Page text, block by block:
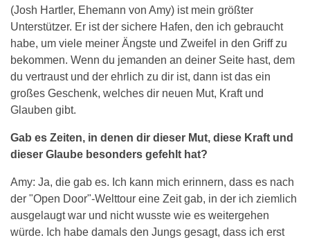
(Josh Hartler, Ehemann von Amy) ist mein größter
Unterstützer. Er ist der sichere Hafen, den ich gebraucht
habe, um viele meiner Ängste und Zweifel in den Griff zu
bekommen. Wenn du jemanden an deiner Seite hast, dem
du vertraust und der ehrlich zu dir ist, dann ist das ein
großes Geschenk, welches dir neuen Mut, Kraft und
Glauben gibt.
Gab es Zeiten, in denen dir dieser Mut, diese Kraft und
dieser Glaube besonders gefehlt hat?
Amy: Ja, die gab es. Ich kann mich erinnern, dass es nach
der "Open Door"-Welttour eine Zeit gab, in der ich ziemlich
ausgelaugt war und nicht wusste wie es weitergehen
würde. Ich habe damals den Jungs gesagt, dass ich erst